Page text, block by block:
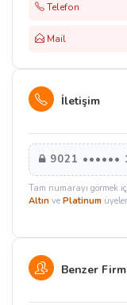
Telefon
Mail
İletişim
9021 ••••••
Tam numarayı görmek
Altın ve Platinum
Benzer